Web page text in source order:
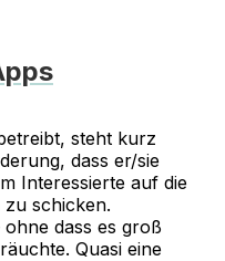
steht kurz
dass er/sie
Interessierte auf die
schicken.
ohne dass es groß
Quasi eine